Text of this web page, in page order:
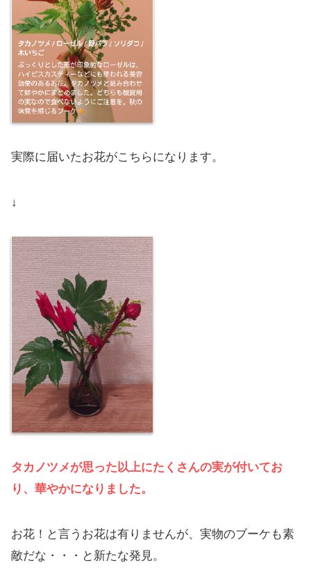
実際に届いたお花がこちらになります。
↓
タカノツメが思った以上にたくさんの実が付いてお
り、華やかになりました。
お花！と言うお花は有りませんが、実物のブーケも素
敵だな・・・と新たな発見。